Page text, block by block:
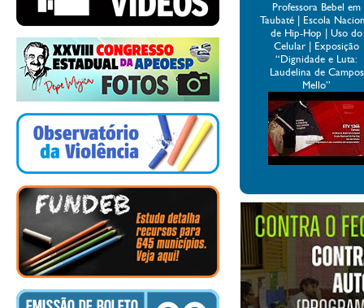
Professora Bebel em
Taubaté | Escola
de Hip-Hop | Uso do
Celular | Exposição
“Dignidade e Luta:
Laudelina de Campos
Mello”